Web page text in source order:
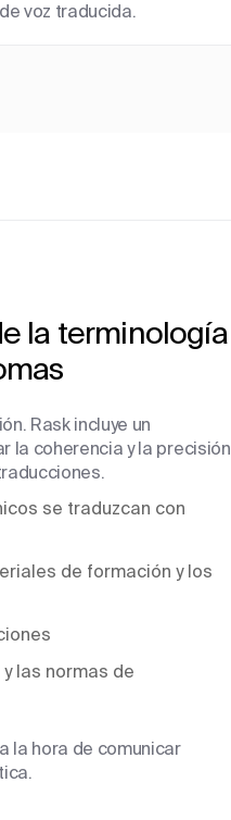
voz traducida.
la terminología
Rask incluye un
la coherencia y la precisión
se traduzcan con
de formación y los
las normas de
la hora de comunicar